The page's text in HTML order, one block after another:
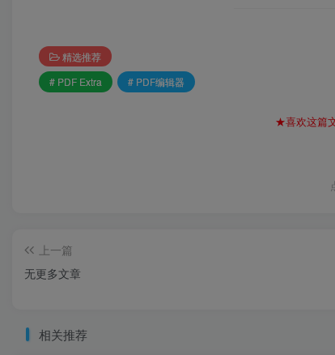
精选推荐
# PDF Extra
# PDF编辑器
★喜欢这篇
上一篇
无更多文章
相关推荐